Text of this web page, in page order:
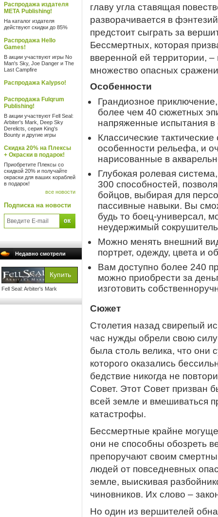
Распродажа издателя
META Publishing!
На каталог издателя
действуют скидки до 85%
Распродажа Hello
Games!
В акции участвуют игры No
Man's Sky, Joe Danger и The
Last Campfire
Распродажа Kalypso!
Распродажа Fulqrum
Publishing!
В акции участвуют Fell Seal:
Arbiter's Mark, Deep Sky
Derelicts, серия King's
Bounty и другие игры
Скидка 20% на Плексы
+ Окраски в подарок!
Приобретите Плексы со
скидкой 20% и получайте
окраски для ваших кораблей
в подарок!
все новости
Подписка на новости
Недавно смотрели
Fell Seal: Arbiter's Mark
главу угла ставящая
разворачивается в
предстоит сыграть за
Бессмертных, которая
вверенной ей территории, –
множество опасных
Особенности
Грандиозное
более чем 40 сюжетных
напряженные испытания
Классические
особенности рельефа, и
нарисованные в
Глубокая ролевая
300 способностей,
бойцов, выбирая для
пассивные навыки. Вы
будь то боец-универсал,
неудержимый
Можно менять внешний
портрет, одежду, цвета и
Вам доступно более 240
можно приобрести за
изготовить
Сюжет
Столетия назад свирепый
час нужды обрели свою
была столь велика, что они
которого оказались
бедствие никогда не
Совет. Этот Совет призван
всей земле и вмешиваться
катастрофы.
Бессмертные крайне
они не способны обозреть
препоручают своим
людей от повседневных
земле, выискивая
чиновников. Их слово –
Но один из вершителей